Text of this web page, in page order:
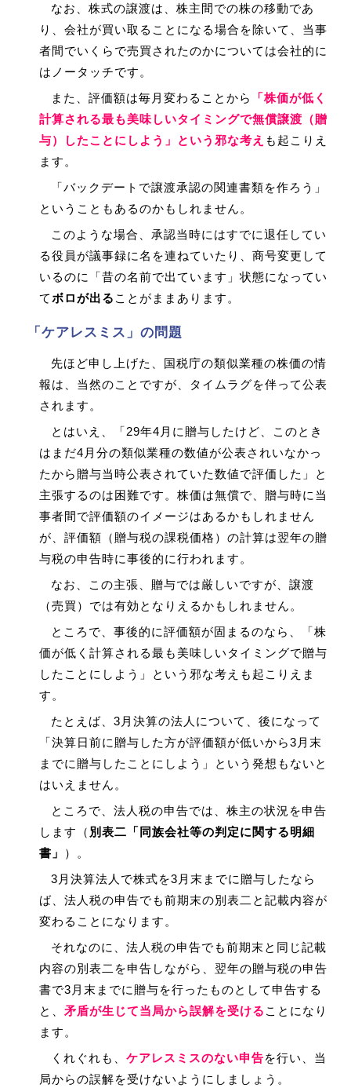
なお、株式の譲渡は、株主間での株の移動であ
り、会社が買い取ることになる場合を除いて、当事
者間でいくらで売買されたのかについては会社的に
はノータッチです。
また、評価額は毎月変わることから
「株価が低く
計算される最も美味しいタイミングで無償譲渡（贈
与）したことにしよう」という邪な考え も起こりえ
ます。
「バックデートで譲渡承認の関連書類を作ろう」
ということもあるのかもしれません。
このような場合、承認当時にはすでに退任してい
る役員が議事録に名を連ねていたり、商号変更して
いるのに「昔の名前で出ています」状態になってい
てボロが出る ことがままあります。
「ケアレスミス」の問題
先ほど申し上げた、国税庁の類似業種の株価の情
報は、当然のことですが、タイムラグを伴って公表
されます。
とはいえ、「29年4月に贈与したけど、このとき
はまだ4月分の類似業種の数値が公表されいなかっ
たから贈与当時公表されていた数値で評価した」と
主張するのは困難です。株価は無償で、贈与時に当
事者間で評価額のイメージはあるかもしれません
が、評価額（贈与税の課税価格）の計算は翌年の贈
与税の申告時に事後的に行われます。
なお、この主張、贈与では厳しいですが、譲渡
（売買）では有効となりえるかもしれません。
ところで、事後的に評価額が固まるのなら、「株
価が低く計算される最も美味しいタイミングで贈与
したことにしよう」という邪な考えも起こりえま
す。
たとえば、3月決算の法人について、後になって
「決算日前に贈与した方が評価額が低いから3月末
までに贈与したことにしよう」という発想もないと
はいえません。
ところで、法人税の申告では、株主の状況を申告
します（ 別表二「同族会社等の判定に関する明細
書」
）。
3月決算法人で株式を3月末までに贈与したなら
ば、法人税の申告でも前期末の別表二と記載内容が
変わることになります。
それなのに、法人税の申告でも前期末と同じ記載
内容の別表二を申告しながら、翌年の贈与税の申告
書で3月末までに贈与を行ったものとして申告する
と、 矛盾が生じて当局から誤解を受ける ことになり
ます。
くれぐれも、 ケアレスミスのない申告を行い、当
局からの誤解を受けないようにしましょう。